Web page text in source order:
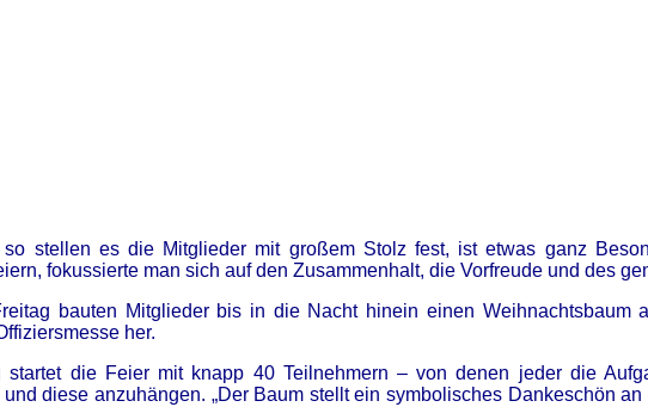
so stellen es die Mitglieder mit großem Stolz fest, ist etwas ganz
fokussierte man sich auf den Zusammenhalt, die Vorfreude und des
bauten Mitglieder bis in die Nacht hinein einen
her.
startet die Feier mit knapp 40 Teilnehmern – von denen jeder die
diese anzuhängen. „Der Baum stellt ein symbolisches Dankeschön